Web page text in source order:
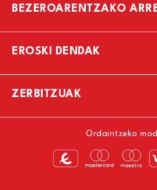
BEZEROARENTZAKO
EROSKI DENDAK
ZERBITZUAK
Ordaintzeko